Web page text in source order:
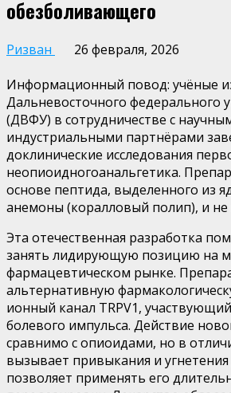
обезболивающего
Ризван
26 февраля, 2026
Информационный повод: учёные
Дальневосточного федерального
(ДВФУ) в сотрудничестве с
индустриальными партнёрами
доклинические исследования
неопиоидногоанальгетика.
основе пептида, выделенного из
анемоны (коралловый полип), и
Эта отечественная разработка
занять лидирующую позицию на
фармацевтическом рынке.
альтернативную
ионный канал TRPV1,
болевого импульса. Действие
сравнимо с опиоидами, но в
вызывает привыкания и
позволяет применять его